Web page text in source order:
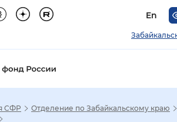
En
СФР
Отделение по Забайкальскому краю